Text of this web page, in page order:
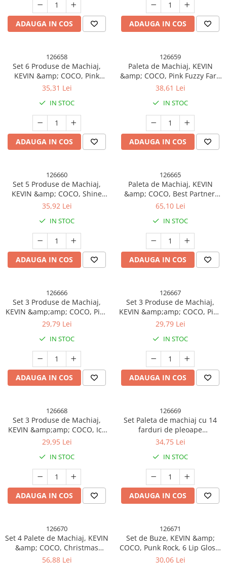
ADAUGA IN COS ADAUGA IN COS
126658
Set 6 Produse de Machiaj,
KEVIN &amp; COCO, Pink
Bear, 16.2 x 16 x 2.5 cm
35,31 Lei
IN STOC
ADAUGA IN COS
126659
Paleta de Machiaj, KEVIN
&amp; COCO, Pink Fuzzy Fard
de Pleoape,12 culori, 15 x 10.5
38,61 Lei
IN STOC
ADAUGA IN COS
126660
Set 5 Produse de Machiaj,
KEVIN &amp; COCO, Shine
Girl, 18 x 15.8 x 3.5 cm
35,92 Lei
IN STOC
ADAUGA IN COS
126665
Paleta de Machiaj, KEVIN
&amp; COCO, Best Partner,
Fard de Pleoape, Breloc si
5cm
65,10 Lei
IN STOC
ADAUGA IN COS
126666
Set 3 Produse de Machiaj,
KEVIN &amp;amp; COCO, Pink
Hearted, 9 culori, 15.5 x 13 x
29,79 Lei
IN STOC
ADAUGA IN COS
126667
Set 3 Produse de Machiaj,
KEVIN &amp;amp; COCO, Pink
Ice Star, 9 culori, 15.5 x 13 x
29,79 Lei
IN STOC
ADAUGA IN COS
126668
Set 3 Produse de Machiaj,
KEVIN &amp;amp; COCO, Ice
Blue Bear, 6 culori, 15.5 x 13 x
29,95 Lei
IN STOC
ADAUGA IN COS
126669
Set Paleta de machiaj cu 14
farduri de pleoape
Kevin&amp;Coco, Red Heart
2.2cm
34,75 Lei
IN STOC
ADAUGA IN COS
126670
Set 4 Palete de Machiaj, KEVIN
&amp; COCO, Christmas
Jingle, 21 culori, 27.3 x 20.8 x
56,88 Lei
126671
Set de Buze, KEVIN &amp;
COCO, Punk Rock, 6 Lip Gloss-
uri, 19.3 x 12 cm, Roz/Maro
30,06 Lei